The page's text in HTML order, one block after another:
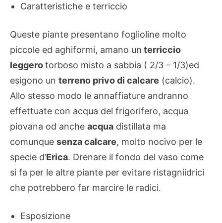
Caratteristiche e terriccio
Queste piante presentano foglioline molto
piccole ed aghiformi, amano un terriccio
leggerotorboso misto a sabbia ( 2/3 – 1/3)ed
esigono un terreno privo di calcare (calcio).
Allo stesso modo le annaffiature andranno
effettuate con acqua del frigorifero, acqua
piovana od anche acqua distillata ma
comunque senza calcare, molto nocivo per le
specie d’Erica. Drenare il fondo del vaso come
si fa per le altre piante per evitare ristagniidrici
che potrebbero far marcire le radici.
Esposizione